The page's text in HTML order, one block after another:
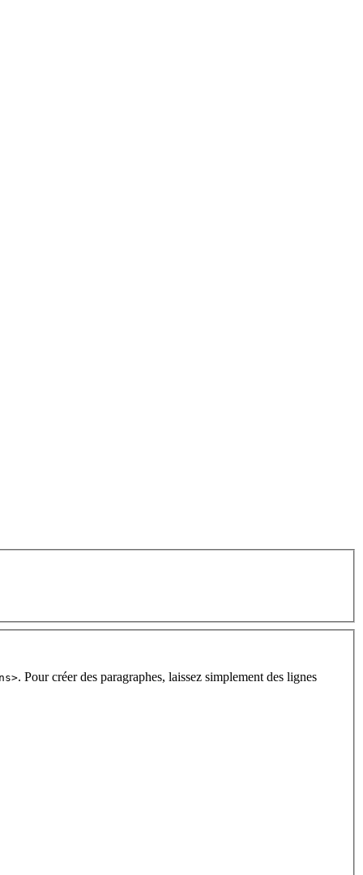
. Pour créer des paragraphes, laissez simplement des lignes